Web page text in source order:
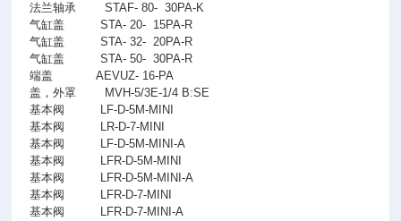
法兰轴承
STAF- 80- 30PA-K
气缸盖
STA- 20- 15PA-R
气缸盖
STA- 32- 20PA-R
气缸盖
STA- 50- 30PA-R
端盖
AEVUZ- 16-PA
盖，外罩
MVH-5/3E-1/4 B:SE
基本阀
LF-D-5M-MINI
基本阀
LR-D-7-MINI
基本阀
LF-D-5M-MINI-A
基本阀
LFR-D-5M-MINI
基本阀
LFR-D-5M-MINI-A
基本阀
LFR-D-7-MINI
基本阀
LFR-D-7-MINI-A